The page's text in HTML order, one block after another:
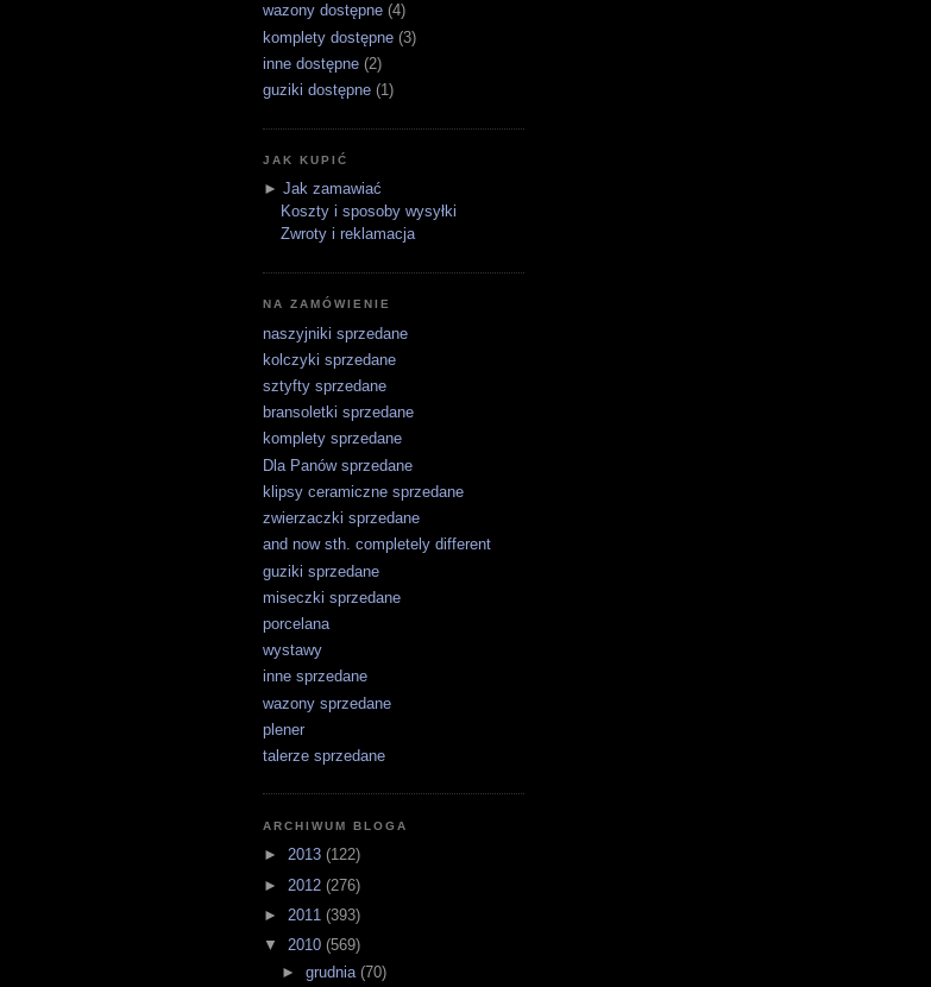
wazony dostępne (4)
komplety dostępne (3)
inne dostępne (2)
guziki dostępne (1)
JAK KUPIĆ
► Jak zamawiać
Koszty i sposoby wysyłki
Zwroty i reklamacja
NA ZAMÓWIENIE
naszyjniki sprzedane
kolczyki sprzedane
sztyfty sprzedane
bransoletki sprzedane
komplety sprzedane
Dla Panów sprzedane
klipsy ceramiczne sprzedane
zwierzaczki sprzedane
and now sth. completely different
guziki sprzedane
miseczki sprzedane
porcelana
wystawy
inne sprzedane
wazony sprzedane
plener
talerze sprzedane
ARCHIWUM BLOGA
► 2013 (122)
► 2012 (276)
► 2011 (393)
▼ 2010 (569)
►grudnia(70)